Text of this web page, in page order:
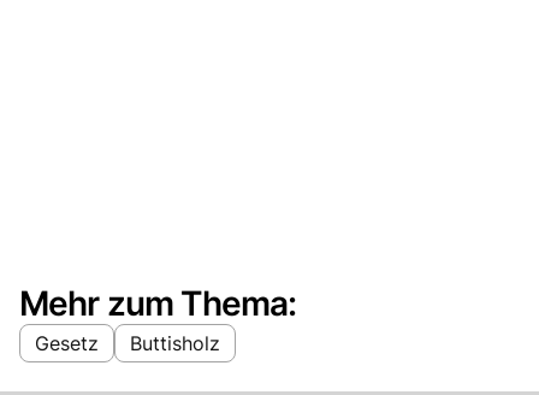
Mehr zum Thema:
Gesetz Buttisholz